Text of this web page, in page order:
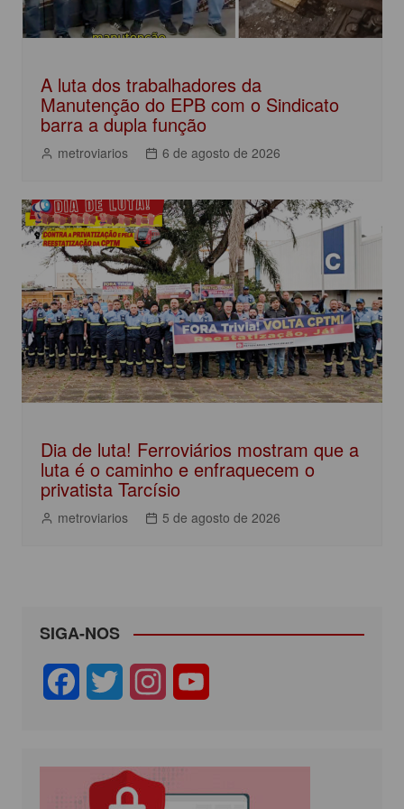
A luta dos trabalhadores da
Manutenção do EPB com o Sindicato
barra a dupla função
metroviarios 6 de agosto de 2026
Dia de luta! Ferroviários mostram que a
luta é o caminho e enfraquecem o
privatista Tarcísio
metroviarios 5 de agosto de 2026
SIGA-NOS
t
t
T